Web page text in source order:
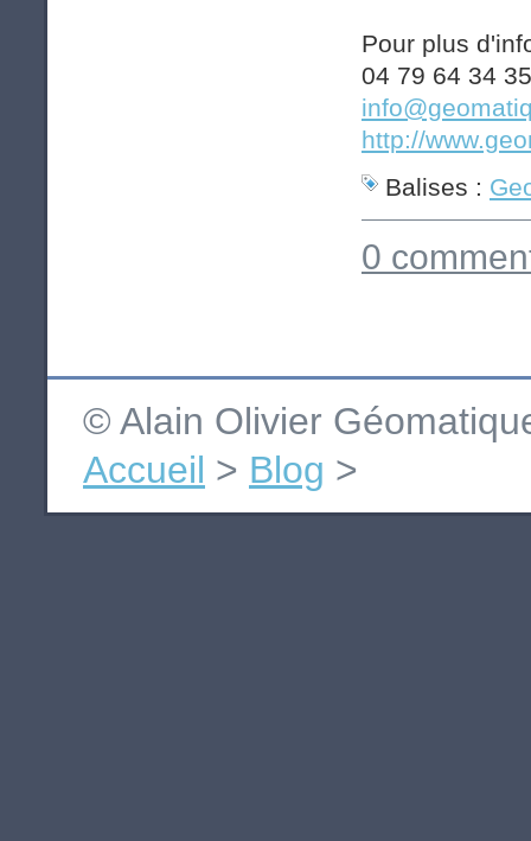
Pour plus
04 79 64 34 35
http://
Balises :
0
© Alain Olivier
Accueil > Blog >